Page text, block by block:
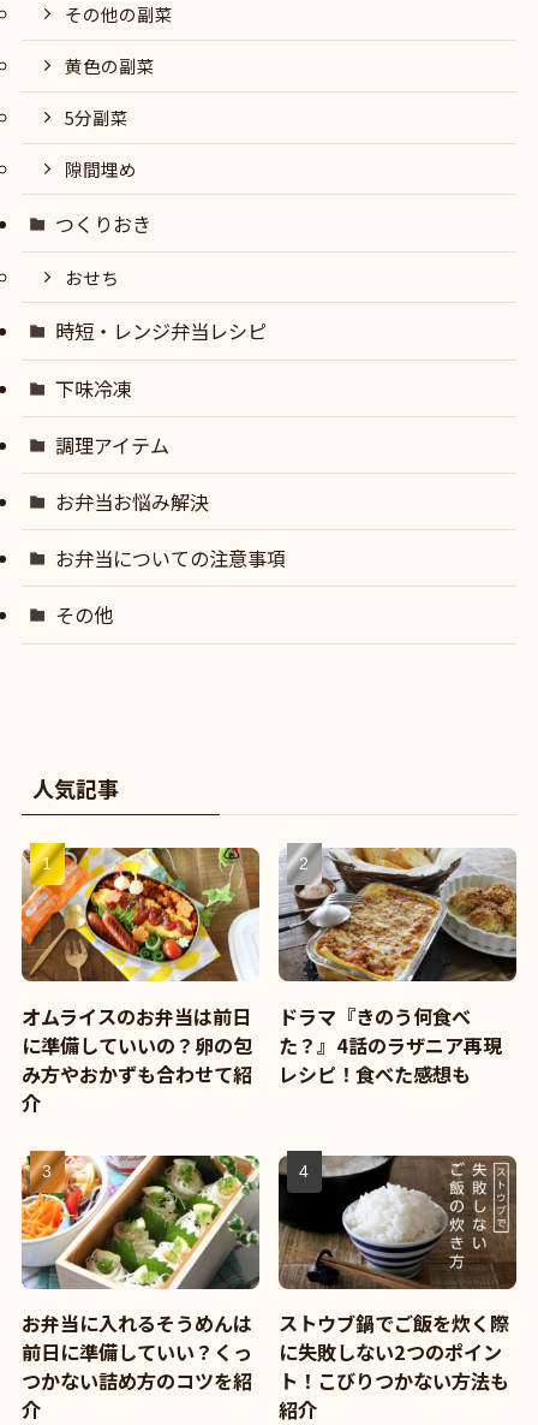
その他の副菜
黄色の副菜
5分副菜
隙間埋め
つくりおき
おせち
時短・レンジ弁当レシピ
下味冷凍
調理アイテム
お弁当お悩み解決
お弁当についての注意事項
その他
人気記事
オムライスのお弁当は前日
に準備していいの？卵の包
み方やおかずも合わせて紹
介
ドラマ『きのう何食べ
た？』4話のラザニア再現
レシピ！食べた感想も
お弁当に入れるそうめんは
前日に準備していい？くっ
つかない詰め方のコツを紹
介
ストウブ鍋でご飯を炊く際
に失敗しない2つのポイン
ト！こびりつかない方法も
紹介